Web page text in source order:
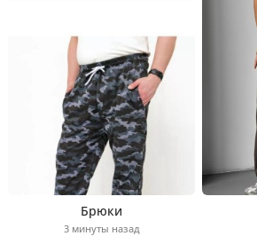
Брюки
3 минуты назад